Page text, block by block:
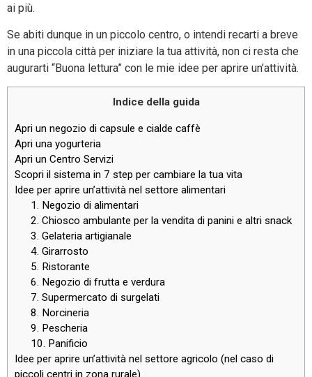
ai più.
Se abiti dunque in un piccolo centro, o intendi recarti a breve
in una piccola città per iniziare la tua attività, non ci resta che
augurarti “Buona lettura” con le mie idee per aprire un’attività.
Indice della guida
Apri un negozio di capsule e cialde caffè
Apri una yogurteria
Apri un Centro Servizi
Scopri il sistema in 7 step per cambiare la tua vita
Idee per aprire un’attività nel settore alimentari
1. Negozio di alimentari
2. Chiosco ambulante per la vendita di panini e altri snack
3. Gelateria artigianale
4. Girarrosto
5. Ristorante
6. Negozio di frutta e verdura
7. Supermercato di surgelati
8. Norcineria
9. Pescheria
10. Panificio
Idee per aprire un’attività nel settore agricolo (nel caso di
piccoli centri in zona rurale)